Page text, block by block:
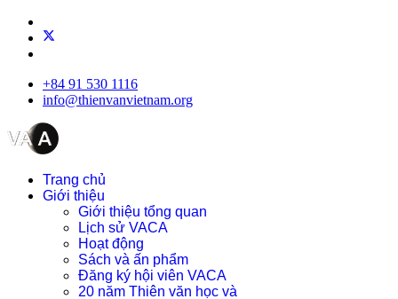
+84 91 530 1116
info@thienvanvietnam.org
Trang chủ
Giới thiệu
Giới thiệu tổng quan
Lịch sử VACA
Hoạt động
Sách và ấn phẩm
Đăng ký hội viên VACA
20 năm Thiên văn học và